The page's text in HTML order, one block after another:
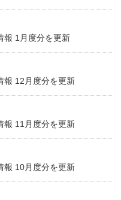
報 1月度分を更新
報 12月度分を更新
報 11月度分を更新
報 10月度分を更新